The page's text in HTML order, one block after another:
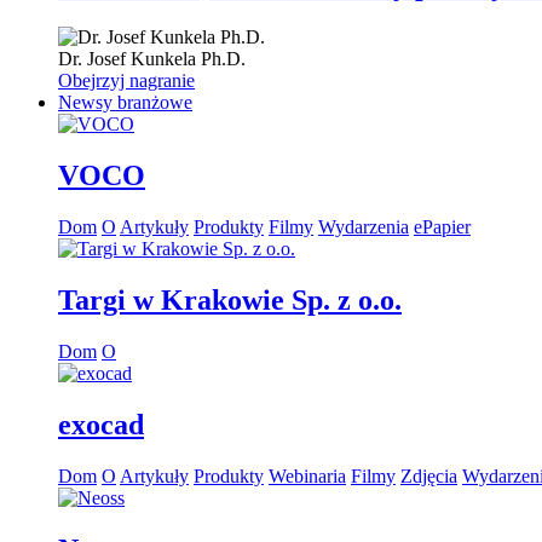
Dr. Josef Kunkela Ph.D.
Obejrzyj nagranie
Newsy branżowe
VOCO
Dom O Artykuły Produkty Filmy Wydarzenia ePapier
Targi w Krakowie Sp. z o.o.
Dom O
exocad
Dom O Artykuły Produkty Webinaria Filmy Zdjęcia